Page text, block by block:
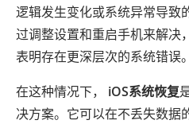
逻辑发生变化或系统异常导致
过调整设置和重启手机来解决
表明存在更深层次的系统错误。
在这种情况下， iOS系统恢复
决方案。它可以在不丢失数据